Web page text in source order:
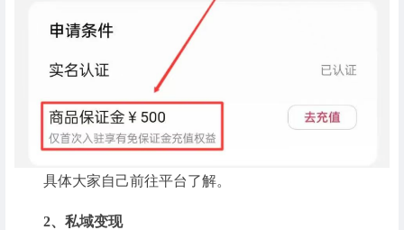
具体大家自己前往平台了解。
2、私域变现